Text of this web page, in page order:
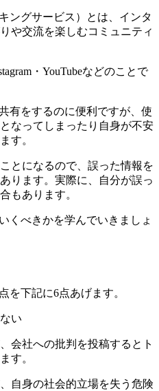
ングサービス）とは、インタ
や交流を楽しむコミュニティ
・YouTubeなどのことで
有をするのに便利ですが、使
なってしまったり自身が不安
す。
とになるので、誤った情報を
ります。実際に、自分が誤っ
もあります。
くべきかを学んでいきましょ
を下記に6点あげます。
い
会社への批判を投稿するとト
す。
自身の社会的立場を失う危険